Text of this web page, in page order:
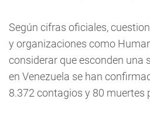
Según cifras oficiales,
y organizaciones como
considerar que esconden una
en Venezuela se han
8.372 contagios y 80 muertes